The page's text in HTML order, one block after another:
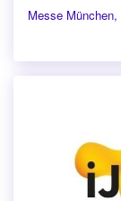
Messe München,